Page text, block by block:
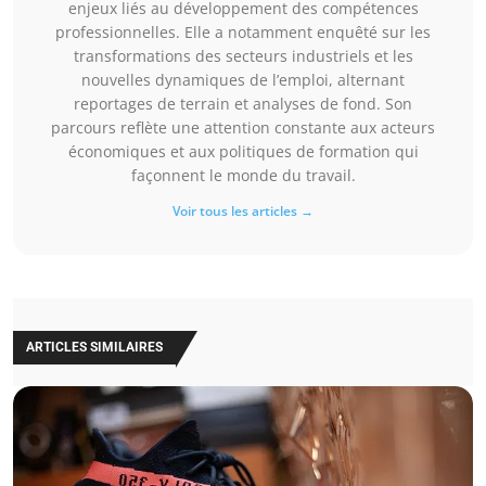
enjeux liés au développement des compétences
professionnelles. Elle a notamment enquêté sur les
transformations des secteurs industriels et les
nouvelles dynamiques de l’emploi, alternant
reportages de terrain et analyses de fond. Son
parcours reflète une attention constante aux acteurs
économiques et aux politiques de formation qui
façonnent le monde du travail.
Voir tous les articles →
ARTICLES SIMILAIRES